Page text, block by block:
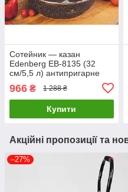
Сотейник — казан
Edenberg EB-8135 (32
см/5,5 л) антипригарне
скляна кришка
966 ₴ 1 288 ₴
Купити
Акційні пропозиції та
–27%